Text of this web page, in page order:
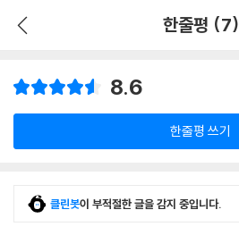
한줄평 (7)
8.6
한줄평 쓰기
클린봇이 부적절한 글을 감지 중입니다.